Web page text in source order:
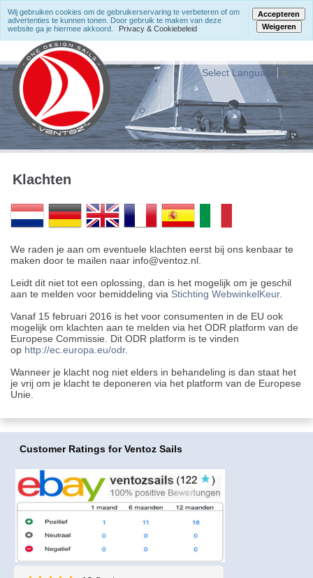
Select Language ▼
Klachten
We raden je aan om eventuele klachten eerst bij ons kenbaar te
maken door te mailen naar info@ventoz.nl.
Leidt dit niet tot een oplossing, dan is het mogelijk om je geschil
aan te melden voor bemiddeling via Stichting WebwinkelKeur.
Vanaf 15 februari 2016 is het voor consumenten in de EU ook
mogelijk om klachten aan te melden via het ODR platform van de
Europese Commissie. Dit ODR platform is te vinden
op http://ec.europa.eu/odr.
Wanneer je klacht nog niet elders in behandeling is dan staat het
je vrij om je klacht te deponeren via het platform van de Europese
Unie.
Customer Ratings for Ventoz Sails
Wij gebruiken cookies om de gebruikerservaring te verbeteren of om
advertenties te kunnen tonen. Door gebruik te maken van deze
website ga je hiermee akkoord.
Privacy & Cookiebeleid
Accepteren
Weigeren